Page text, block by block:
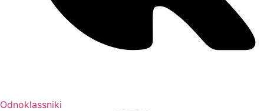
Odnoklassniki